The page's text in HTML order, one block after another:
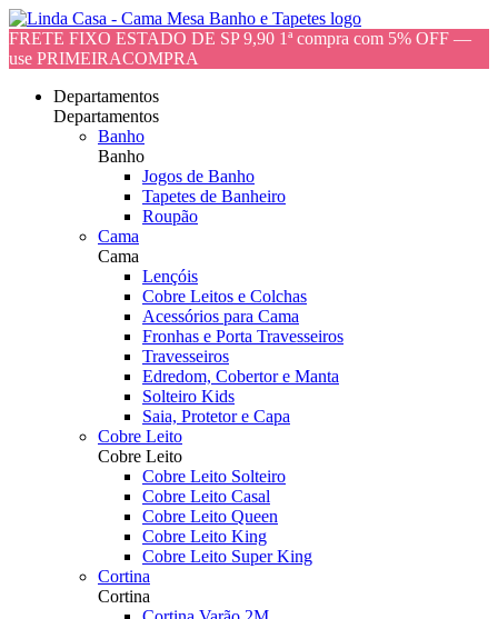
FRETE FIXO ESTADO DE SP 9,90 1ª compra com 5% OFF —
use PRIMEIRACOMPRA
Departamentos
Departamentos
Banho
Banho
Jogos de Banho
Tapetes de Banheiro
Roupão
Cama
Cama
Lençóis
Cobre Leitos e Colchas
Acessórios para Cama
Fronhas e Porta Travesseiros
Travesseiros
Edredom, Cobertor e Manta
Solteiro Kids
Saia, Protetor e Capa
Cobre Leito
Cobre Leito
Cobre Leito Solteiro
Cobre Leito Casal
Cobre Leito Queen
Cobre Leito King
Cobre Leito Super King
Cortina
Cortina